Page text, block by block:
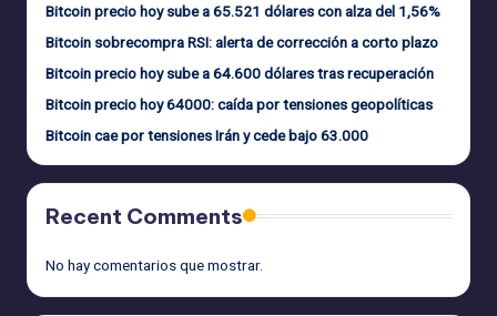
Bitcoin precio hoy sube a 65.521 dólares con alza del 1,56%
Bitcoin sobrecompra RSI: alerta de corrección a corto plazo
Bitcoin precio hoy sube a 64.600 dólares tras recuperación
Bitcoin precio hoy 64000: caída por tensiones geopolíticas
Bitcoin cae por tensiones Irán y cede bajo 63.000
Recent Comments
No hay comentarios que mostrar.